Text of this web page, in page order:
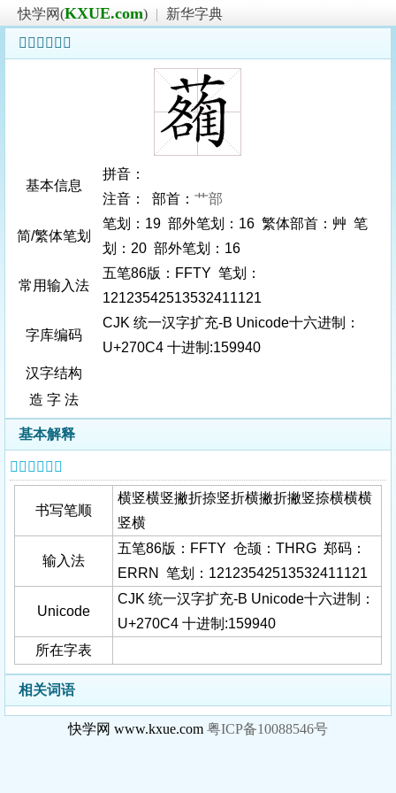
快学网(KXUE.com) |
新华字典
𧃄字基本信息
基本信息
拼音：
注音： 部首： 艹部
简/繁体笔划
笔划：19 部外笔划：16 繁体部首：艸 笔
划：20 部外笔划：16
常用输入法
五笔86版：FFTY 笔划：
12123542513532411121
字库编码
CJK 统一汉字扩充-B Unicode十六进制：
U+270C4 十进制:159940
汉字结构
造 字 法
基本解释
𧃄字基本信息
书写笔顺
横竖横竖撇折捺竖折横撇折撇竖捺横横横
竖横
输入法
五笔86版：FFTY 仓颉：THRG 郑码：
ERRN 笔划：12123542513532411121
Unicode
CJK 统一汉字扩充-B Unicode十六进制：
U+270C4 十进制:159940
所在字表
相关词语
快学网 www.kxue.com 粤ICP备10088546号